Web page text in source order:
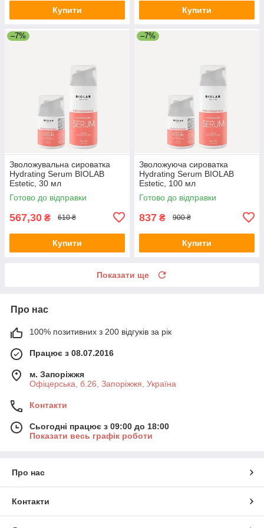
Купити Купити
–7%
Зволожувальна сироватка
Hydrating Serum BIOLAB
Estetic, 30 мл
Готово до відправки
567,30 ₴ 610 ₴
Купити
–7%
Зволожуюча сироватка
Hydrating Serum BIOLAB
Estetic, 100 мл
Готово до відправки
837 ₴ 900 ₴
Купити
Показати ще
Про нас
100% позитивних з 200 відгуків за рік
Працює з 08.07.2016
м. Запоріжжя
Офіцерська, б.26, Запоріжжя, Україна
Контакти
Сьогодні працює з 09:00 до 18:00
Показати весь графік роботи
Про нас
Контакти